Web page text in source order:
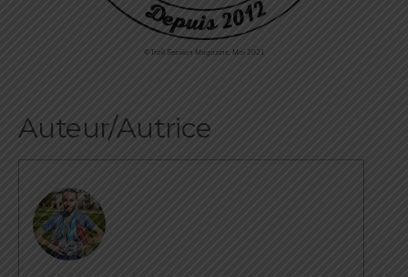
©Trail Session Magazine, Mai 2021
Auteur/Autrice